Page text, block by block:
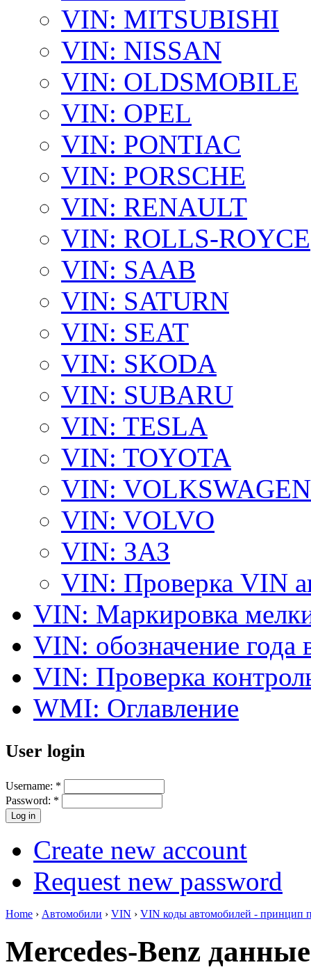
VIN: MITSUBISHI
VIN: NISSAN
VIN: OLDSMOBILE
VIN: OPEL
VIN: PONTIAC
VIN: PORSCHE
VIN: RENAULT
VIN: ROLLS-ROYCE
VIN: SAAB
VIN: SATURN
VIN: SEAT
VIN: SKODA
VIN: SUBARU
VIN: TESLA
VIN: TOYOTA
VIN: VOLKSWAGEN
VIN: VOLVO
VIN: ЗАЗ
VIN: Проверка VIN
VIN: Маркировка
VIN: обозначение года
VIN: Проверка
WMI: Оглавление
User login
Username: *
Password: *
Create new account
Request new password
Home › Автомобили › VIN › VIN коды автомобилей - принцип
Mercedes-Benz